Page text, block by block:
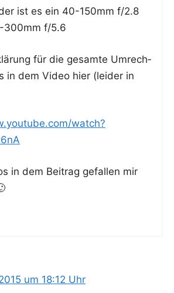
ist es ein 40-150mm f/2.8
300mm f/5.6
für die gesam­te Umrech­
in dem Video hier (lei­der in
watch?
in dem Bei­trag gefal­len mir
um 18:12 Uhr